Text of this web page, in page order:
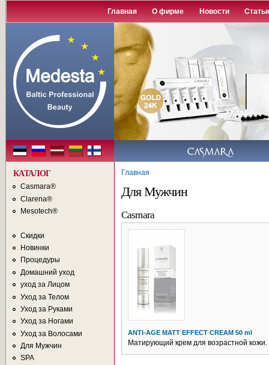
Главная О фирме Новости Статьи
КАТАЛОГ
Casmara®
Clarena®
Mesotech®
Скидки
Новинки
Процедуры
Домашний уход
уход за Лицом
Уход за Телом
Уход за Руками
Уход за Ногами
Уход за Волосами
Для Мужчин
SPA
Главная
Для Мужчин
Casmara
ANTI-AGE MATT EFFECT CREAM 50 ml
Матирующий крем для возрастной кожи.